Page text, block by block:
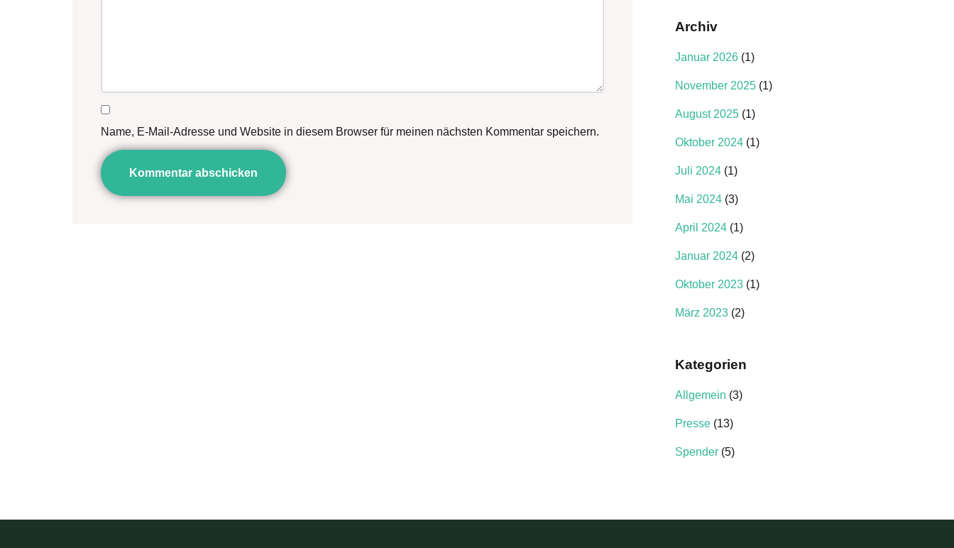
Name, E-Mail-Adresse und Website in diesem Browser für meinen nächsten Kommentar speichern.
Archiv
Januar 2026 (1)
November 2025 (1)
August 2025 (1)
Oktober 2024 (1)
Juli 2024 (1)
Mai 2024 (3)
April 2024 (1)
Januar 2024 (2)
Oktober 2023 (1)
März 2023 (2)
Kategorien
Allgemein (3)
Presse (13)
Spender (5)